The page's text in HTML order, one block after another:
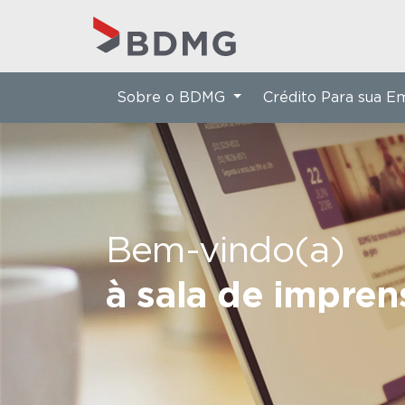
Bem-vindo(a)
à sala de
Sobre o BDMG Crédito Para sua